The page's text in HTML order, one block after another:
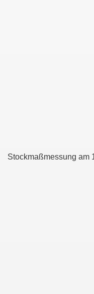
Stockmaßmessung am